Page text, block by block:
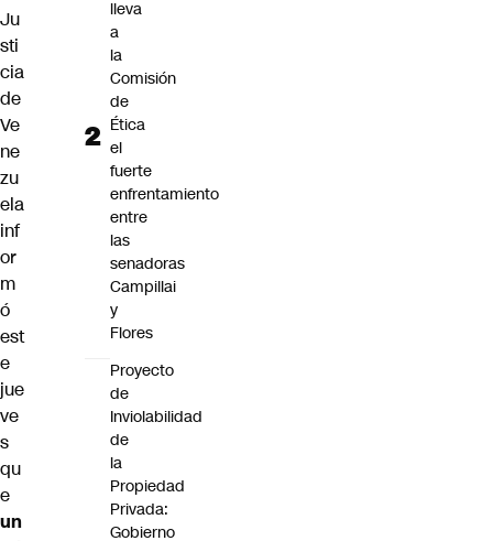
Ju
sti
cia
de
Ve
ne
zu
ela
inf
or
m
ó
est
e
jue
ve
s
qu
e
un
lleva
a
la
Comisión
de
Ética
el
fuerte
enfrentamiento
entre
las
senadoras
Campillai
y
Flores
Proyecto
de
Inviolabilidad
de
la
Propiedad
Privada:
Gobierno